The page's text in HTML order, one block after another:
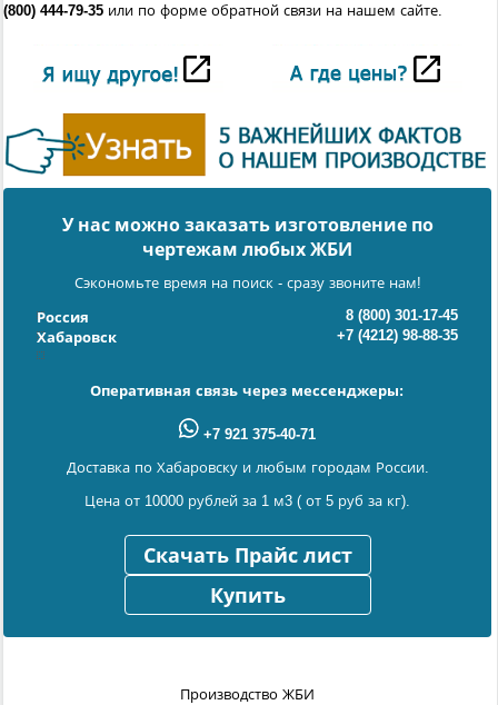
(800) 444-79-35 или по форме обратной связи на нашем сайте.
У нас можно заказать изготовление по
чертежам любых ЖБИ
Сэкономьте время на поиск - сразу звоните нам!
Россия
8 (800) 301-17-45
Хабаровск
+7 (4212) 98-88-35
Оперативная связь через мессенджеры:
+7 921 375-40-71
Доставка по Хабаровску и любым городам России.
Цена от 10000 рублей за 1 м3 ( от 5 руб за кг).
Скачать Прайс лист
Купить
Производство ЖБИ